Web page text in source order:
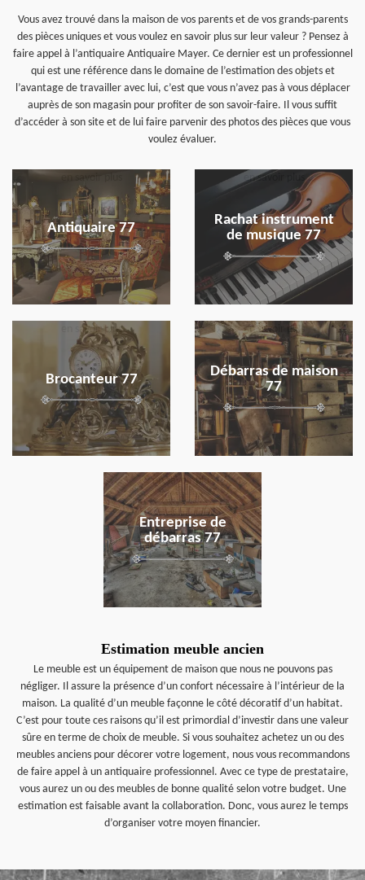
Vous avez trouvé dans la maison de vos parents et de vos grands-parents
des pièces uniques et vous voulez en savoir plus sur leur valeur ? Pensez à
faire appel à l’antiquaire Antiquaire Mayer. Ce dernier est un professionnel
qui est une référence dans le domaine de l’estimation des objets et
l’avantage de travailler avec lui, c’est que vous n’avez pas à vous déplacer
auprès de son magasin pour profiter de son savoir-faire. Il vous suffit
d’accéder à son site et de lui faire parvenir des photos des pièces que vous
voulez évaluer.
Antiquaire 77
en savoir plus
Rachat instrument
de musique 77
en savoir plus
Brocanteur 77
en savoir plus
Débarras de maison
77
en savoir plus
Entreprise de
débarras 77
en savoir plus
Estimation meuble ancien
Le meuble est un équipement de maison que nous ne pouvons pas
négliger. Il assure la présence d’un confort nécessaire à l’intérieur de la
maison. La qualité d’un meuble façonne le côté décoratif d’un habitat.
C’est pour toute ces raisons qu’il est primordial d’investir dans une valeur
sûre en terme de choix de meuble. Si vous souhaitez achetez un ou des
meubles anciens pour décorer votre logement, nous vous recommandons
de faire appel à un antiquaire professionnel. Avec ce type de prestataire,
vous aurez un ou des meubles de bonne qualité selon votre budget. Une
estimation est faisable avant la collaboration. Donc, vous aurez le temps
d’organiser votre moyen financier.